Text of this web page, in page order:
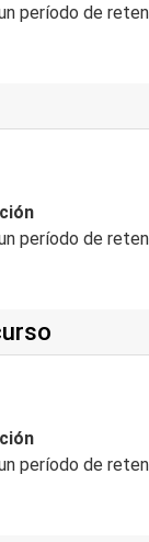
período de
período de
período de